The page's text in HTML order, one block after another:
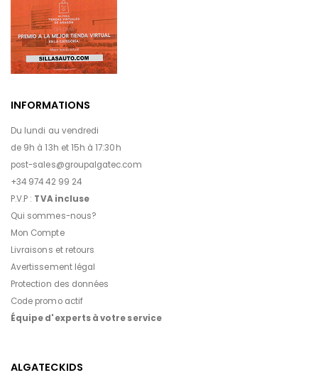
INFORMATIONS
Du lundi au vendredi
de 9h à 13h et 15h à 17:30h
post-sales@groupalgatec.com
+34 974 42 99 24
P.V.P : TVA incluse
Qui sommes-nous?
Mon Compte
Livraisons et retours
Avertissement légal
Protection des données
Code promo actif
Équipe d'experts à votre service
ALGATECKIDS